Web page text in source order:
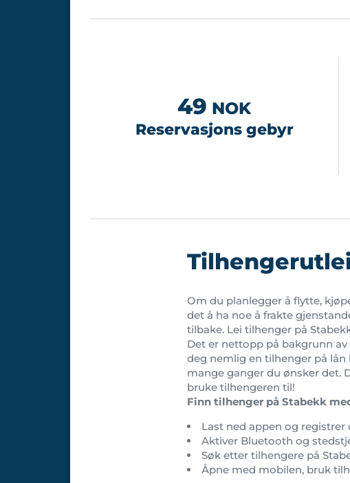
49 NOK
Reservasjons gebyr
Om du planlegger å flytte,
det å ha noe å frakte
tilbake. Lei tilhenger på
Det er nettopp på bakgrunn
deg nemlig en tilhenger på
mange ganger du ønsker det.
bruke tilhengeren til!
Finn tilhenger på Stabekk
Last ned appen og registrer
Aktiver Bluetooth og
Søk etter tilhengere på
Åpne med mobilen, bruk